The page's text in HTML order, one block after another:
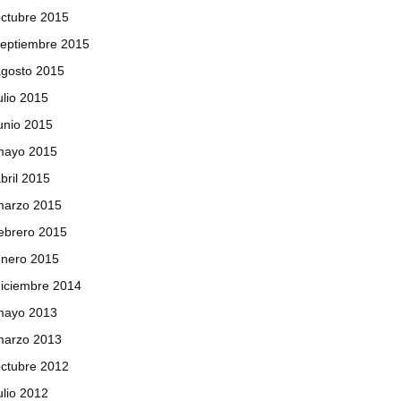
2015
2015
2015
2015
2015
2015
2015
2015
2015
2015
2014
2013
2013
2012
2012